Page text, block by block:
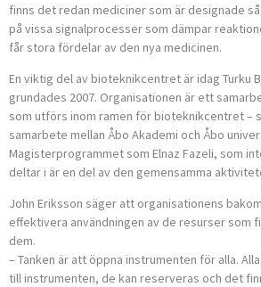
finns det redan mediciner som är designade
på vissa signalprocesser som dämpar
får stora fördelar av den nya medicinen.
En viktig del av bioteknikcentret är idag Turku
grundades 2007. Organisationen är ett
som utförs inom ramen för bioteknikcentret –
samarbete mellan Åbo Akademi och Åbo
Magisterprogrammet som Elnaz Fazeli, som
deltar i är en del av den gemensamma
John Eriksson säger att organisationens
effektivera användningen av de resurser som
dem.
– Tanken är att öppna instrumenten för alla.
till instrumenten, de kan reserveras och det